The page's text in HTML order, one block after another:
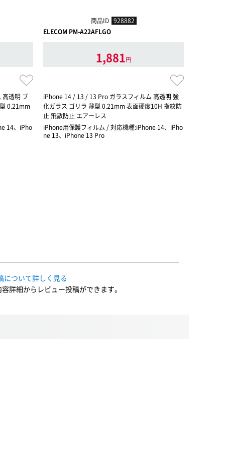
透明 ブ
0.21mm
14、iPho
商品ID 928882
ELECOM PM-A22AFLGO
1,881円
iPhone 14 / 13 / 13 Pro ガラスフィルム 高透明 強
化ガラス ゴリラ 薄型 0.21mm 表面硬度10H 指紋防
止 飛散防止 エアーレス
iPhone用保護フィルム / 対応機種:iPhone 14、iPho
ne 13、iPhone 13 Pro
について詳しく見る
詳細からレビュー投稿ができます。